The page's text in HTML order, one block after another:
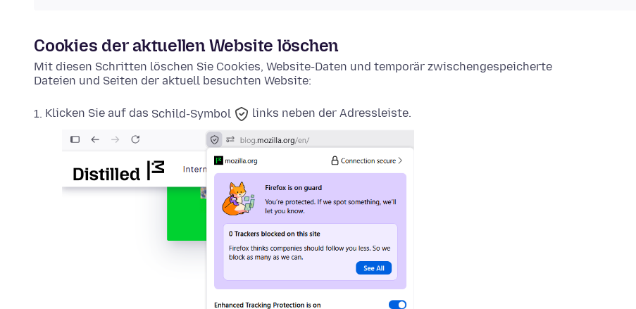
Cookies der aktuellen Website löschen
Mit diesen Schritten löschen Sie Cookies, Website-Daten und temporär zwischengespeicherte
Dateien und Seiten der aktuell besuchten Website:
Klicken Sie auf das Schild-Symbol links neben der Adressleiste.